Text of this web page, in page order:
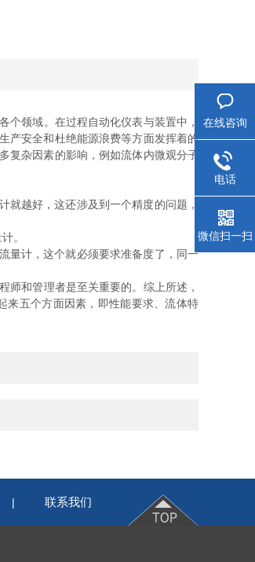
个领域。在过程自动化仪表与装置中，
产安全和杜绝能源浪费等方面发挥着的
复杂因素的影响，例如流体内微观分子
越好，这还涉及到一个精度的问题，
。
量计，这个就必须要求准备度了，同一
师和管理者是至关重要的。综上所述，
来五个方面因素，即性能要求、流体特
| 联系我们
在线咨询
电话
微信扫一扫